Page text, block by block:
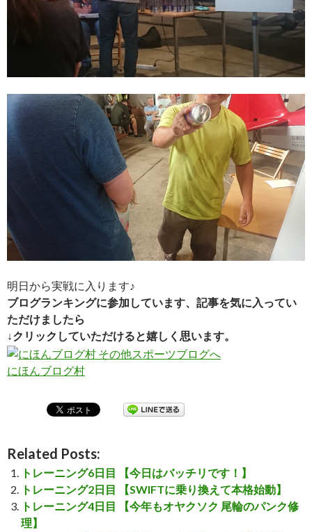
明日から実戦に入ります♪
ブログランキングに参加しています、記事を気に入ってい
ただけましたら
↓クリックしていただけると嬉しく思います。
にほんブログ村
Related Posts:
トレーニング6日目 【今日はバッチリです！】
トレーニング2日目 【SWIFTに乗り換えて本格始動】
トレーニング4日目 【今年もオヤクソク 尾輪のパンク修
理】